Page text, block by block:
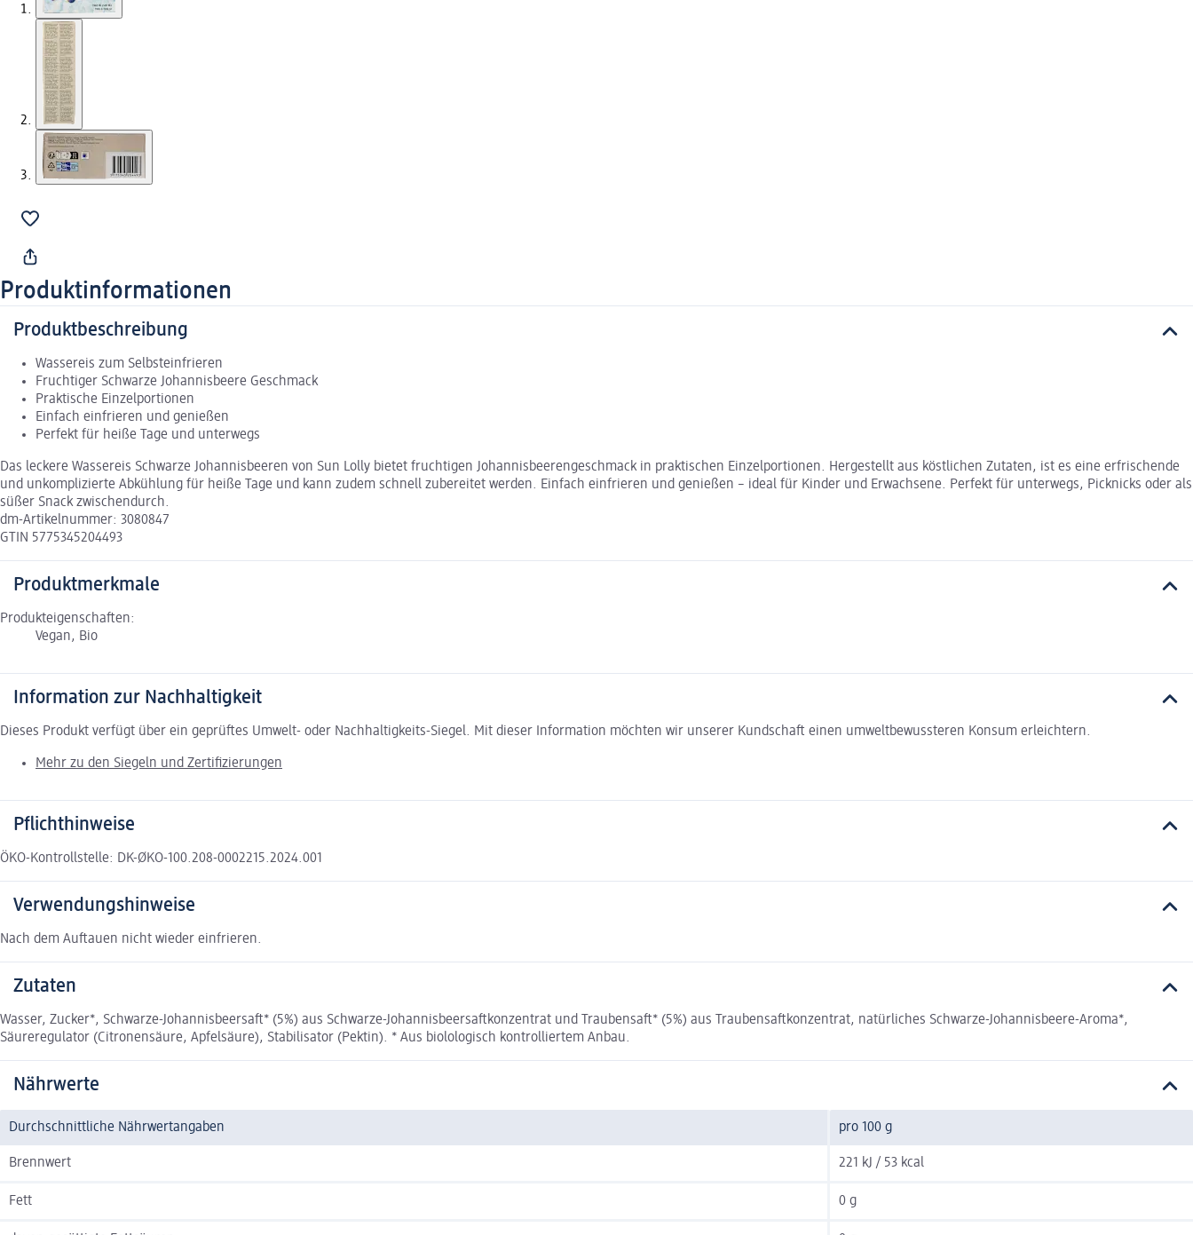
Produktinformationen
Produktbeschreibung
Wassereis zum Selbsteinfrieren
Fruchtiger Schwarze Johannisbeere Geschmack
Praktische Einzelportionen
Einfach einfrieren und genießen
Perfekt für heiße Tage und unterwegs
Das leckere Wassereis Schwarze Johannisbeeren von Sun Lolly bietet fruchtigen Johannisbeerengeschmack in praktischen Einzelportionen. Hergestellt aus köstlichen Zutaten, ist es eine erfrischende
und unkomplizierte Abkühlung für heiße Tage und kann zudem schnell zubereitet werden. Einfach einfrieren und genießen – ideal für Kinder und Erwachsene. Perfekt für unterwegs, Picknicks oder als
süßer Snack zwischendurch.
dm-Artikelnummer: 3080847
GTIN 5775345204493
Produktmerkmale
Produkteigenschaften:
Vegan, Bio
Information zur Nachhaltigkeit
Dieses Produkt verfügt über ein geprüftes Umwelt- oder Nachhaltigkeits-Siegel. Mit dieser Information möchten wir unserer Kundschaft einen umweltbewussteren Konsum erleichtern.
Mehr zu den Siegeln und Zertifizierungen
Pflichthinweise
ÖKO-Kontrollstelle: DK-ØKO-100.208-0002215.2024.001
Verwendungshinweise
Nach dem Auftauen nicht wieder einfrieren.
Zutaten
Wasser, Zucker*, Schwarze-Johannisbeersaft* (5%) aus Schwarze-Johannisbeersaftkonzentrat und Traubensaft* (5%) aus Traubensaftkonzentrat, natürliches Schwarze-Johannisbeere-Aroma*,
Säureregulator (Citronensäure, Apfelsäure), Stabilisator (Pektin). * Aus biolologisch kontrolliertem Anbau.
Nährwerte
Durchschnittliche Nährwertangaben pro 100 g
Brennwert 221 kJ / 53 kcal
Fett 0 g